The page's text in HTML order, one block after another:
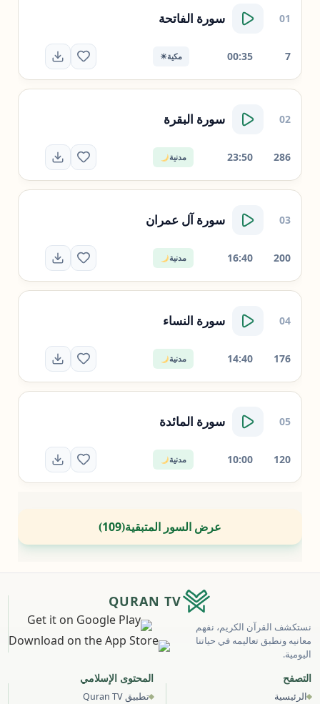
01 سورة الفاتحة
مكية☀ 7
00:35
02 سورة البقرة
مدنية 286
23:50
03 سورة آل عمران
مدنية 200
16:40
04 سورة النساء
مدنية 176
14:40
05 سورة المائدة
مدنية 120
10:00
عرض السور المتبقية(
109
)
QURAN TV
نستكشف القرآن الكريم، نفهم
معانيه ونطبق تعاليمه في حياتنا
اليومية.
التصفح
الرئيسية
المحتوى الإسلامي
تطبيق Quran TV